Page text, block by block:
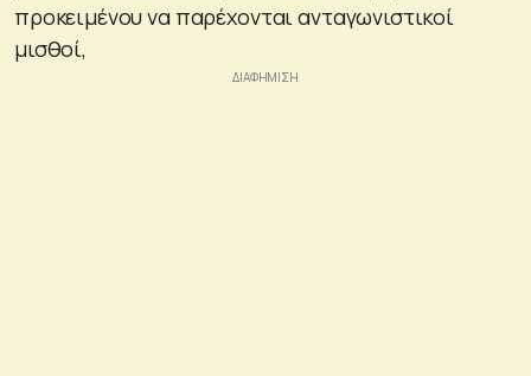
προκειμένου να παρέχονται ανταγωνιστικοί
μισθοί,